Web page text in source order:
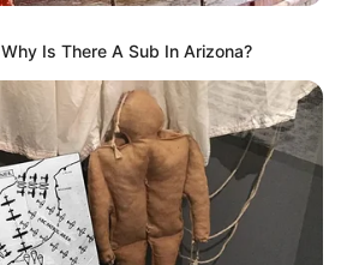
chegaram a Brasília hojecom uma
em rodeios: osenador Irajá Abreu
precisa
da PEC 14/2021 — e a CCJ do Senado
Is There A Sub In Arizona?